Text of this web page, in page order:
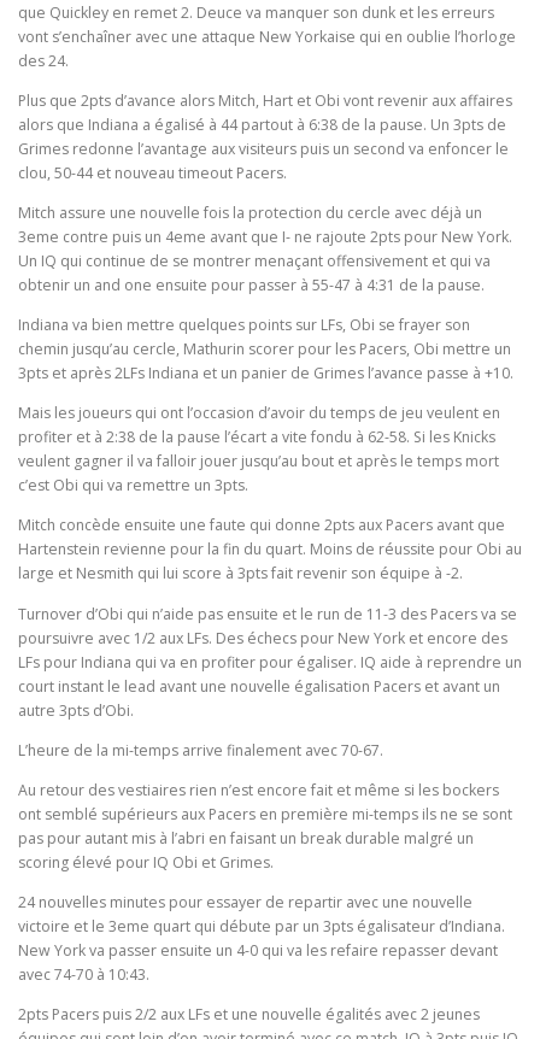
que Quickley en remet 2. Deuce va manquer son dunk et les erreurs
vont s’enchaîner avec une attaque New Yorkaise qui en oublie l’horloge
des 24.
Plus que 2pts d’avance alors Mitch, Hart et Obi vont revenir aux affaires
alors que Indiana a égalisé à 44 partout à 6:38 de la pause. Un 3pts de
Grimes redonne l’avantage aux visiteurs puis un second va enfoncer le
clou, 50-44 et nouveau timeout Pacers.
Mitch assure une nouvelle fois la protection du cercle avec déjà un
3eme contre puis un 4eme avant que I- ne rajoute 2pts pour New York.
Un IQ qui continue de se montrer menaçant offensivement et qui va
obtenir un and one ensuite pour passer à 55-47 à 4:31 de la pause.
Indiana va bien mettre quelques points sur LFs, Obi se frayer son
chemin jusqu’au cercle, Mathurin scorer pour les Pacers, Obi mettre un
3pts et après 2LFs Indiana et un panier de Grimes l’avance passe à +10.
Mais les joueurs qui ont l’occasion d’avoir du temps de jeu veulent en
profiter et à 2:38 de la pause l’écart a vite fondu à 62-58. Si les Knicks
veulent gagner il va falloir jouer jusqu’au bout et après le temps mort
c’est Obi qui va remettre un 3pts.
Mitch concède ensuite une faute qui donne 2pts aux Pacers avant que
Hartenstein revienne pour la fin du quart. Moins de réussite pour Obi au
large et Nesmith qui lui score à 3pts fait revenir son équipe à -2.
Turnover d’Obi qui n’aide pas ensuite et le run de 11-3 des Pacers va se
poursuivre avec 1/2 aux LFs. Des échecs pour New York et encore des
LFs pour Indiana qui va en profiter pour égaliser. IQ aide à reprendre un
court instant le lead avant une nouvelle égalisation Pacers et avant un
autre 3pts d’Obi.
L’heure de la mi-temps arrive finalement avec 70-67.
Au retour des vestiaires rien n’est encore fait et même si les bockers
ont semblé supérieurs aux Pacers en première mi-temps ils ne se sont
pas pour autant mis à l’abri en faisant un break durable malgré un
scoring élevé pour IQ Obi et Grimes.
24 nouvelles minutes pour essayer de repartir avec une nouvelle
victoire et le 3eme quart qui débute par un 3pts égalisateur d’Indiana.
New York va passer ensuite un 4-0 qui va les refaire repasser devant
avec 74-70 à 10:43.
2pts Pacers puis 2/2 aux LFs et une nouvelle égalités avec 2 jeunes